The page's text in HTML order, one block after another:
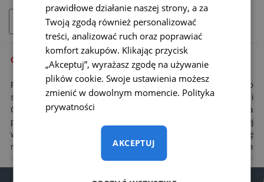
DODAJ DO KOSZYKA
OPIS
Redukcja do podłączeniakamery cofaniado oryginalnego
systemu multimedialnego pojazdówToyotatypu MFD GEN5 i
GEN6 z systemem nawigacji. Za pomocą tego adaptera można
podłączyć kamerę cofania bez uszkodzenia instalacji elektrycznej
w pojeździe. Obraz z kamery cofania automatycznie wyświetli się
na oryginalnym ekranie po włączeniu biegu wstecznego. Kamera
cofania podłączana jest do 24-pinowego złącza, jak pokazano na
prawidłowe działanie naszej strony, a za
Twoją zgodą również personalizować
treści, analizować ruch oraz poprawiać
komfort zakupów. Klikając przycisk
„Akceptuj”, wyrażasz zgodę na używanie
plików cookie. Swoje ustawienia możesz
zmienić w dowolnym momencie. Polityka
prywatności
AKCEPTUJ